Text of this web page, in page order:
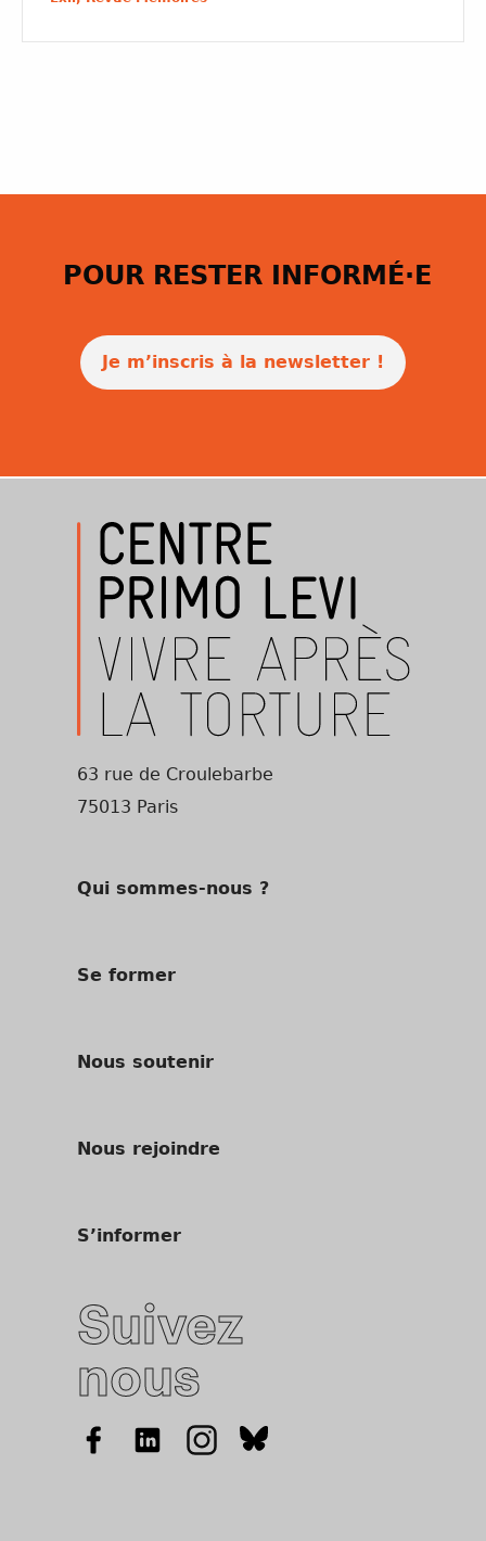
POUR RESTER INFORMÉ·E
Je m’inscris à la newsletter !
63 rue de Croulebarbe
75013 Paris
Qui sommes-nous ?
Se former
Nous soutenir
Nous rejoindre
S’informer
Suivez
nous